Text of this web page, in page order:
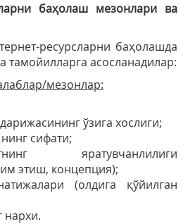
баҳолаш мезонлари ва
ресурсларни баҳолашда
тамойилларга асосланадилар:
мезонлар:
ўзига хослиги;
сифати;
яратувчанлилиги
этиш, концепция);
(олдига қўйилган
нархи.